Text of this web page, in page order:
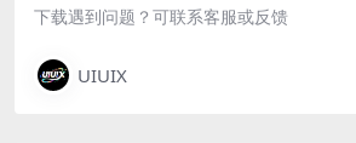
下载遇到问题？可联系客服或反馈
UIUIX